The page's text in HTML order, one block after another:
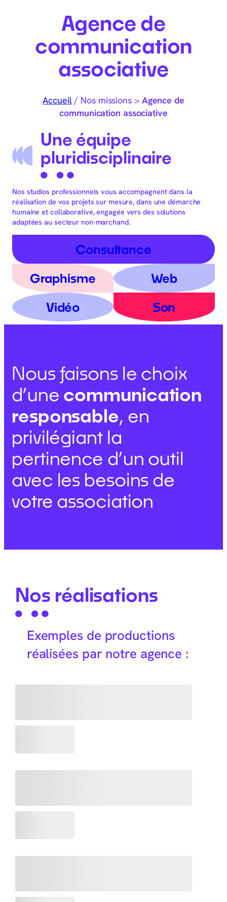
Agence de
communication
associative
Accueil/ Nos missions > Agence de
communication associative
Une équipe
pluridisciplinaire
Nos studios professionnels vous accompagnent dans la
réalisation de vos projets sur mesure, dans une démarche
humaine et collaborative, engagée vers des solutions
adaptées au secteur non-marchand.
Consultance
Graphisme
Web
Vidéo
Son
Nous faisons le choix
d’une communication
responsable, en
privilégiant la
pertinence d’un outil
avec les besoins de
votre association
Nos réalisations
Exemples de productions
réalisées par notre agence :